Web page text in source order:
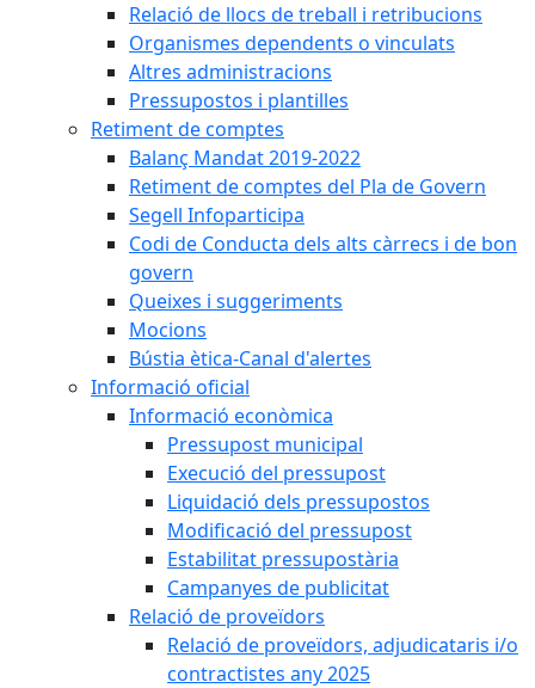
Relació de llocs de treball i retribucions
Organismes dependents o vinculats
Altres administracions
Pressupostos i plantilles
Retiment de comptes
Balanç Mandat 2019-2022
Retiment de comptes del Pla de Govern
Segell Infoparticipa
Codi de Conducta dels alts càrrecs i de bon
govern
Queixes i suggeriments
Mocions
Bústia ètica-Canal d'alertes
Informació oficial
Informació econòmica
Pressupost municipal
Execució del pressupost
Liquidació dels pressupostos
Modificació del pressupost
Estabilitat pressupostària
Campanyes de publicitat
Relació de proveïdors
Relació de proveïdors, adjudicataris i/o
contractistes any 2025